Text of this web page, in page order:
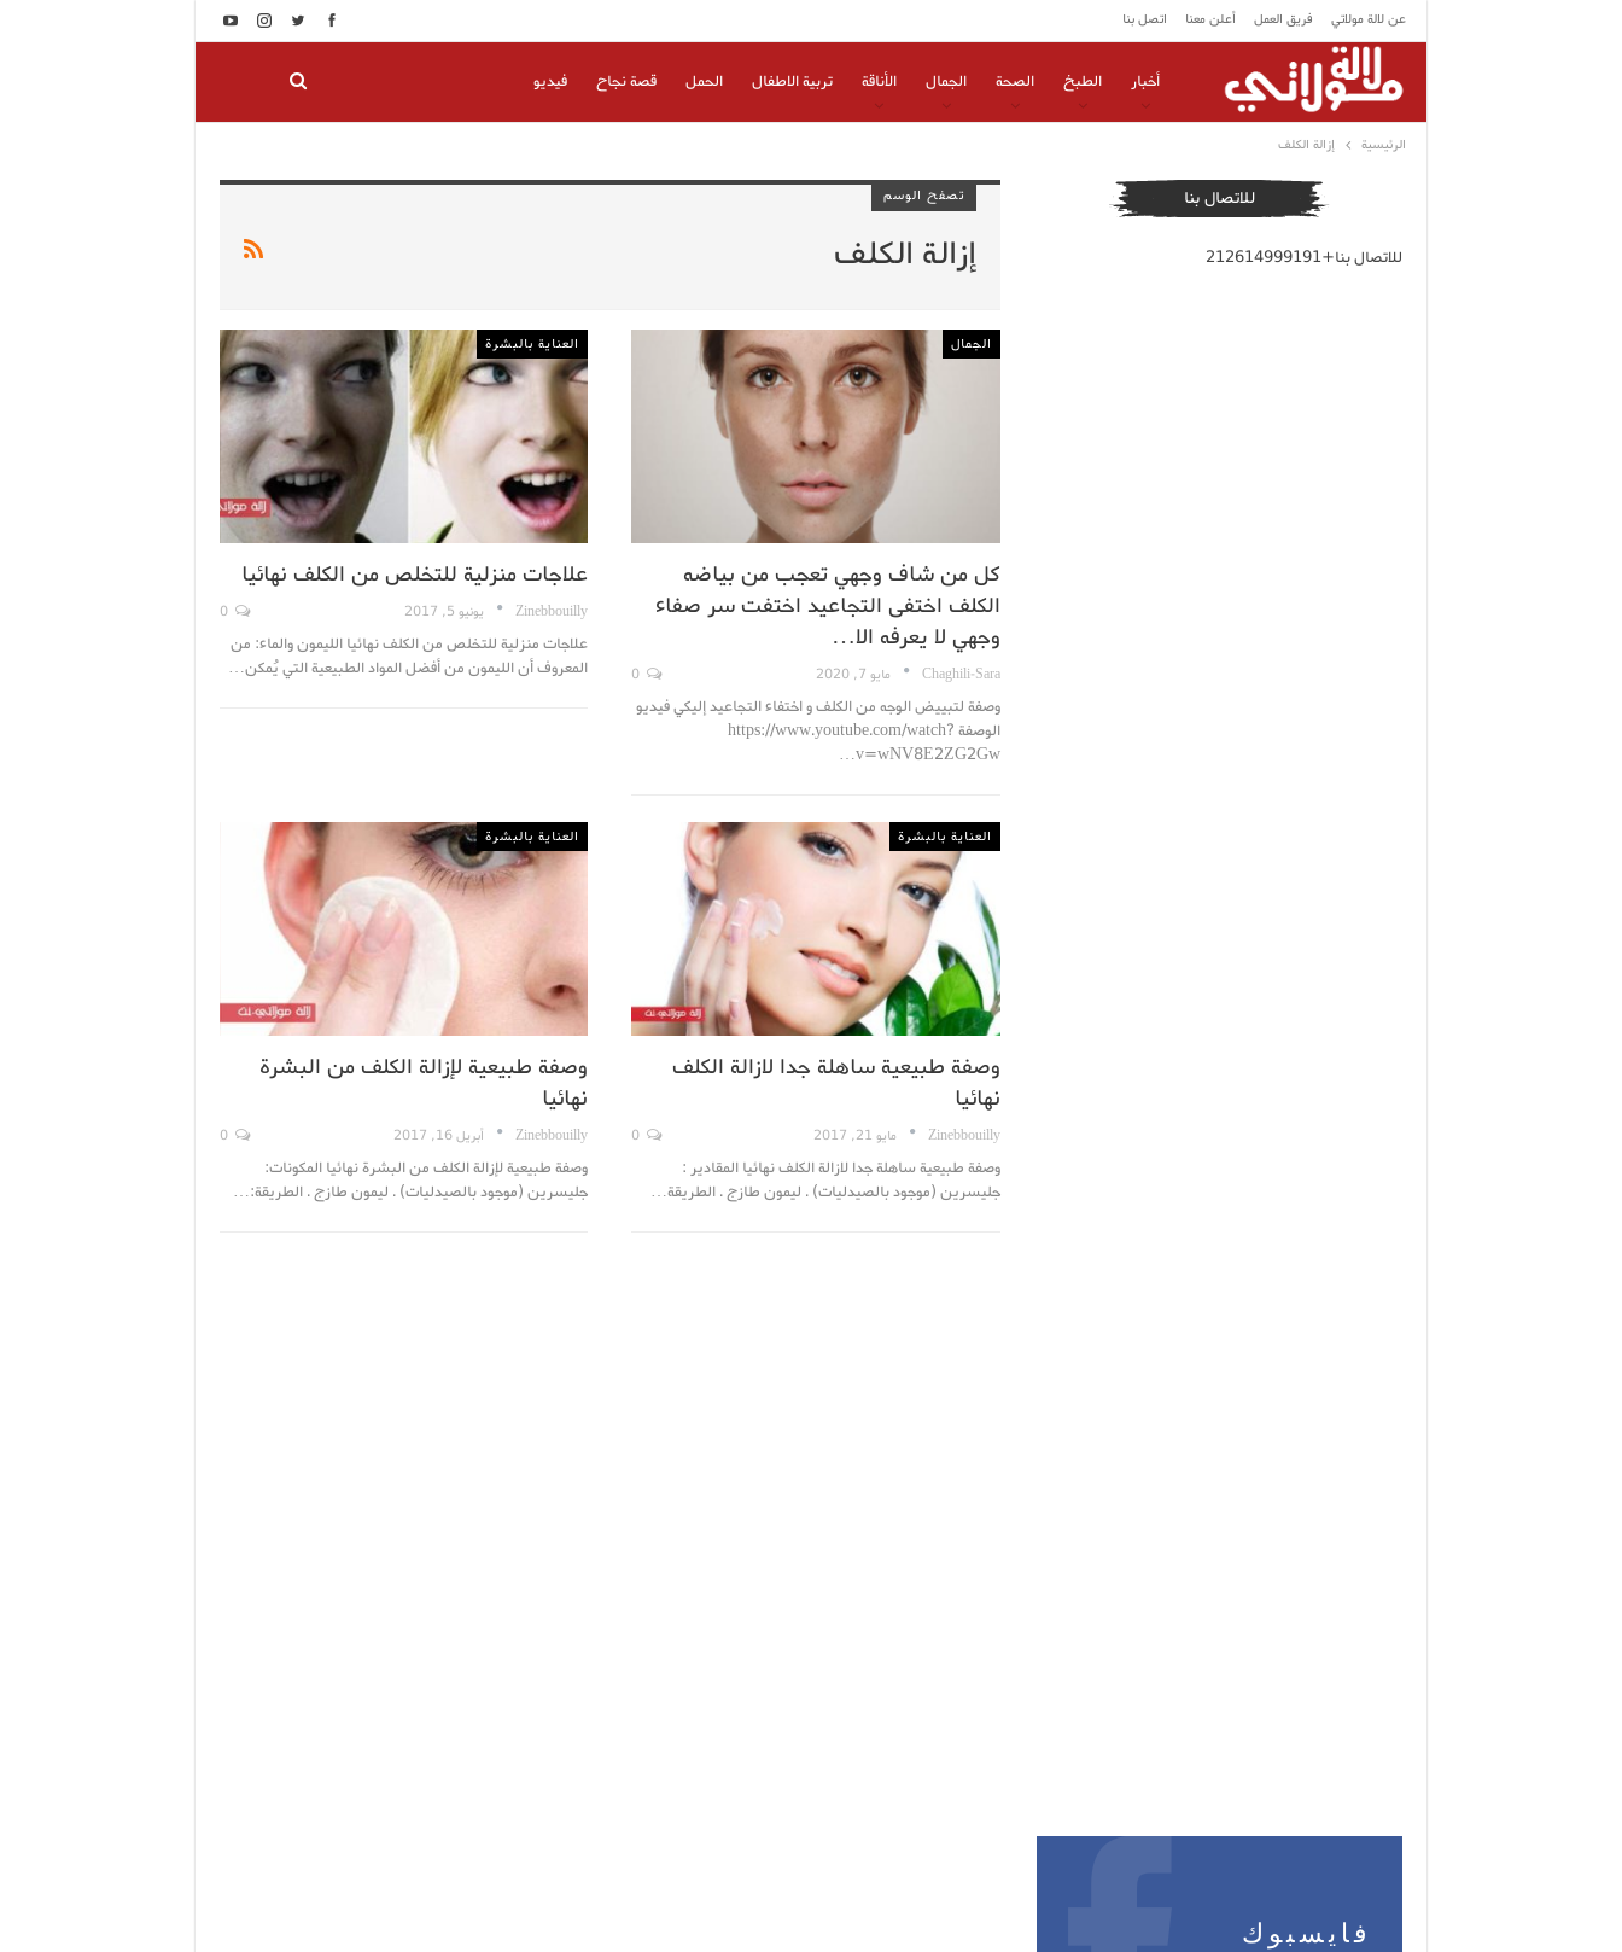
عن لالة مولاتي فريق العمل أعلن معنا اتصل بنا
أخبار الطبخ الصحة الجمال الأناقة تربية الاطفال الحمل قصة نجاح فيديو
الرئيسية إزالة الكلف
تصفح الوسم
إزالة الكلف
الجمال
كل من شاف وجهي تعجب من بياضه
الكلف اختفى التجاعيد اختفت سر صفاء
وجهي لا يعرفه الا…
Chaghili-Sara مايو 7, 2020
وصفة لتبييض الوجه من الكلف و اختفاء التجاعيد إليكي فيديو
الوصفة https://www.youtube.com/watch?
v=wNV8E2ZG2Gw…
العناية بالبشرة
علاجات منزلية للتخلص من الكلف نهائيا
Zinebbouilly يونيو 5, 2017
علاجات منزلية للتخلص من الكلف نهائيا الليمون والماء: من
المعروف أن الليمون من أفضل المواد الطبيعية التي يُمكن…
العناية بالبشرة
وصفة طبيعية ساهلة جدا لازالة الكلف
نهائيا
Zinebbouilly مايو 21, 2017
وصفة طبيعية ساهلة جدا لازالة الكلف نهائيا المقادير :
جليسرين (موجود بالصيدليات) . ليمون طازج . الطريقة…
العناية بالبشرة
وصفة طبيعية لإزالة الكلف من البشرة
نهائيا
Zinebbouilly أبريل 16, 2017
وصفة طبيعية لإزالة الكلف من البشرة نهائيا المكونات:
جليسرين (موجود بالصيدليات) . ليمون طازج . الطريقة:…
للاتصال بنا
للاتصال بنا+212614999191
فايسبوك